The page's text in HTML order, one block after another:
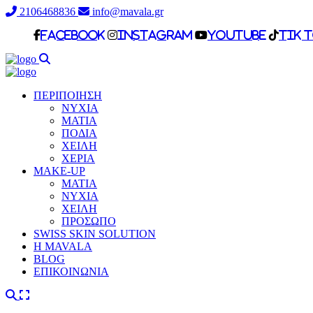
2106468836 info@mavala.gr
facebook Instagram Youtube Tik
ΠΕΡΙΠΟΙΗΣΗ
ΝΥΧΙΑ
ΜΑΤΙΑ
ΠΟΔΙΑ
ΧΕΙΛΗ
ΧΕΡΙΑ
MAKE-UP
ΜΑΤΙΑ
NYXIA
ΧΕΙΛΗ
ΠΡΟΣΩΠΟ
SWISS SKIN SOLUTION
H MAVALA
BLOG
ΕΠΙΚΟΙΝΩΝΙΑ